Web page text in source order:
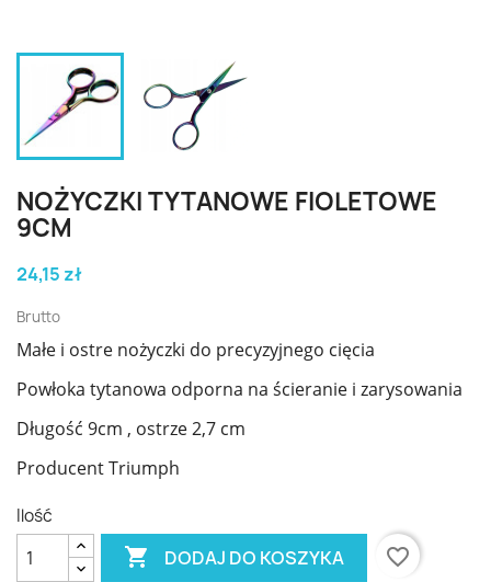
NOŻYCZKI TYTANOWE FIOLETOWE
9CM
24,15 zł
Brutto
Małe i ostre nożyczki do precyzyjnego cięcia
Powłoka tytanowa odporna na ścieranie i zarysowania
Długość 9cm , ostrze 2,7 cm
Producent Triumph
Ilość
 DODAJ DO KOSZYKA favorite_border